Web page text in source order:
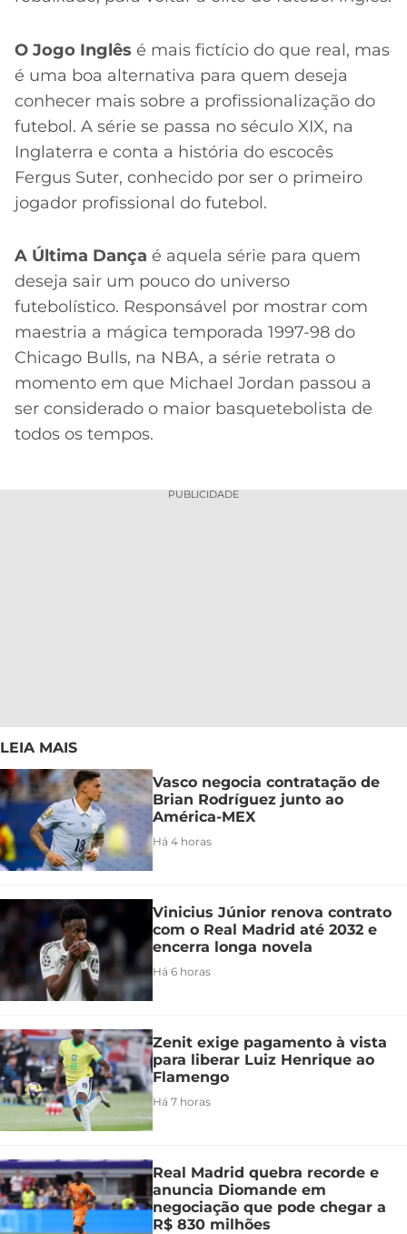
O Jogo Inglês é mais fictício do que real, mas
é uma boa alternativa para quem deseja
conhecer mais sobre a profissionalização do
futebol. A série se passa no século XIX, na
Inglaterra e conta a história do escocês
Fergus Suter, conhecido por ser o primeiro
jogador profissional do futebol.
A Última Dança é aquela série para quem
deseja sair um pouco do universo
futebolístico. Responsável por mostrar com
maestria a mágica temporada 1997-98 do
Chicago Bulls, na NBA, a série retrata o
momento em que Michael Jordan passou a
ser considerado o maior basquetebolista de
todos os tempos.
PUBLICIDADE
LEIA MAIS
Vasco negocia contratação de
Brian Rodríguez junto ao
América-MEX
Há 4 horas
Vinicius Júnior renova contrato
com o Real Madrid até 2032 e
encerra longa novela
Há 6 horas
Zenit exige pagamento à vista
para liberar Luiz Henrique ao
Flamengo
Há 7 horas
Real Madrid quebra recorde e
anuncia Diomande em
negociação que pode chegar a
R$ 830 milhões